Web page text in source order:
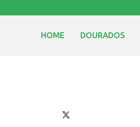
HOME DOURADOS